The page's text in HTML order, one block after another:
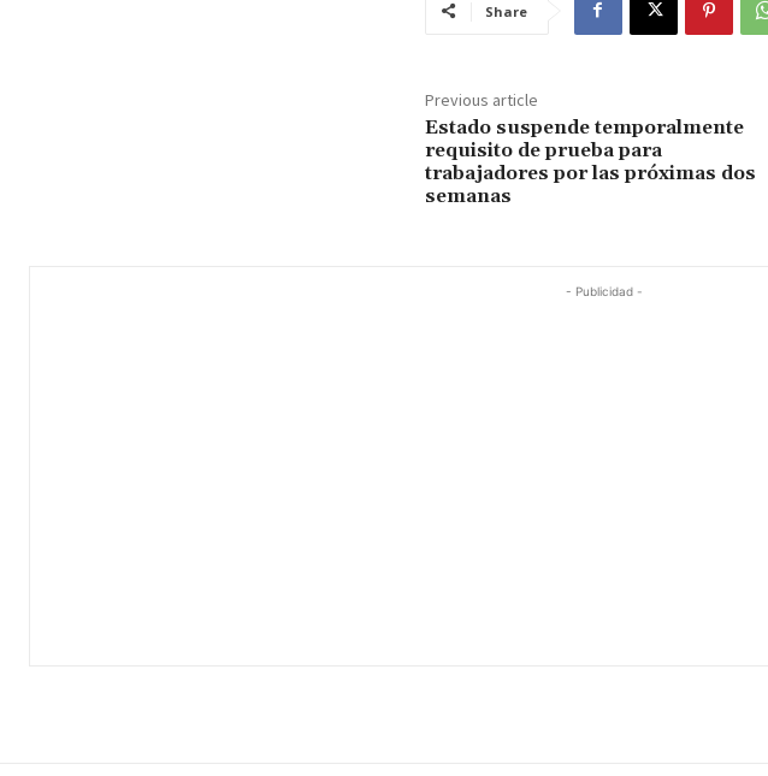
Share
Previous article
Estado suspende temporalmente
requisito de prueba para
trabajadores por las próximas dos
semanas
- Publicidad -